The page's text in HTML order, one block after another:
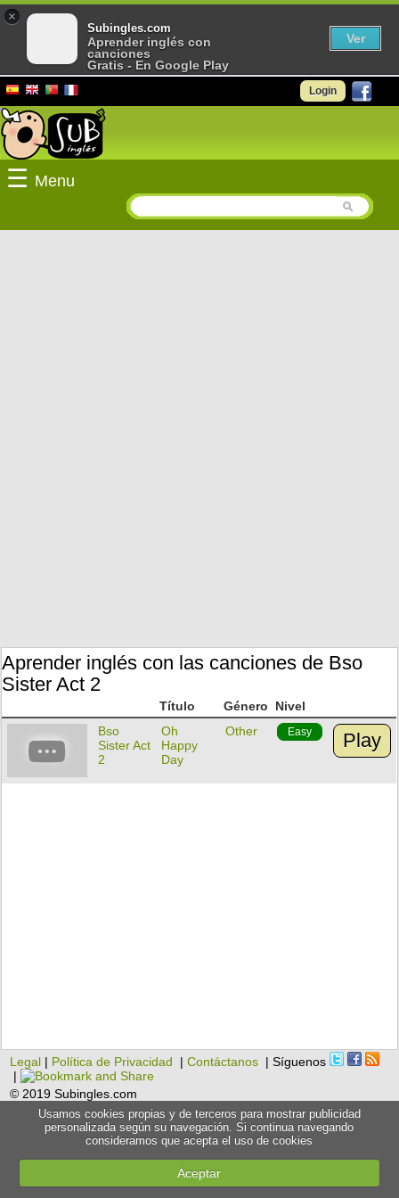
Login
☰ Menu
Aprender inglés con las canciones de Bso
Sister Act 2
Título Género
Nivel
Bso
Sister Act
2
Oh
Happy
Day
Other Easy Play
Legal | Política de Privacidad |Contáctanos | Síguenos
|
© 2019 Subingles.com
Usamos cookies propias y de terceros para mostrar publicidad
personalizada según su navegación. Si continua navegando
consideramos que acepta el uso de cookies
Aceptar
×
Subingles.com
Aprender inglés con
canciones
Gratis - En Google Play
Ver